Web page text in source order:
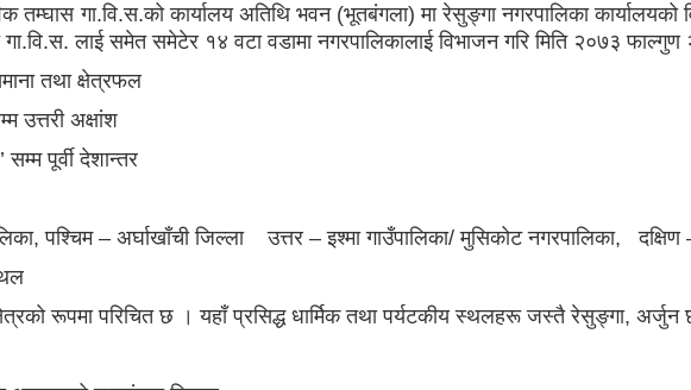
गा.वि.स.को कार्यालय अतिथि भवन (भूतबंगला) मा रेसुङ्गा नगरपालिका
गा.वि.स. लाई समेत समेटेर १४ वटा वडामा नगरपालिकालाई विभाजन गरि मिति २०७३
तथा क्षेत्रफल
उत्तरी अक्षांश
पूर्वी देशान्तर
पश्चिम – अर्घाखाँची जिल्ला उत्तर – इश्मा गाउँपालिका/ मुसिकोट नगरपालिका,
रूपमा परिचित छ । यहाँ प्रसिद्ध धार्मिक तथा पर्यटकीय स्थलहरू जस्तै रेसुङ्गा,